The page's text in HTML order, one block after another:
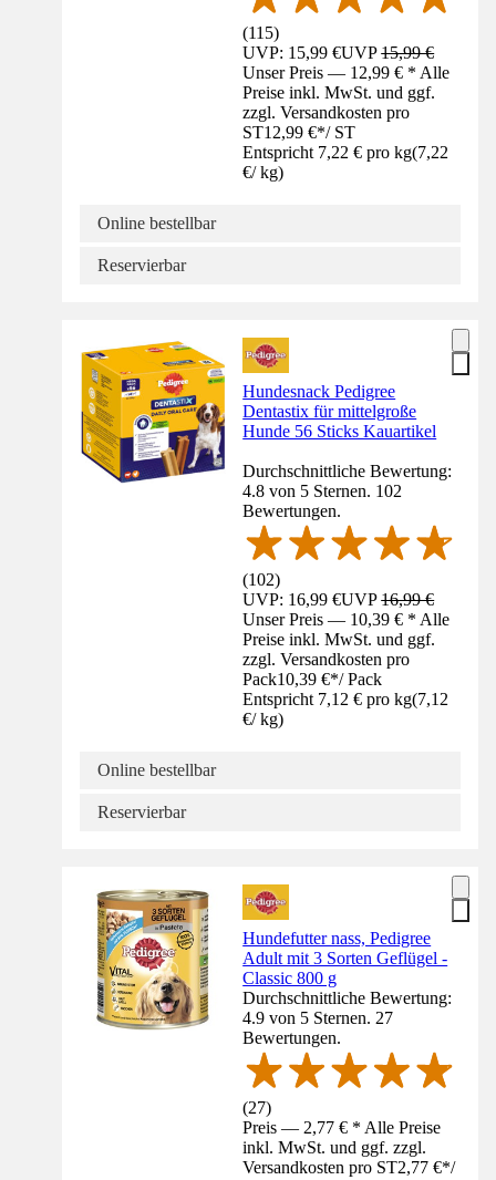
(115)
UVP: 15,99 €UVP15,99 €
Unser Preis — 12,99 € * Alle
Preise inkl. MwSt. und ggf.
zzgl. Versandkosten pro
ST12,99 €*/ ST
Entspricht 7,22 € pro kg(7,22
€/ kg)
Online bestellbar
Reservierbar
Hundesnack Pedigree
Dentastix für mittelgroße
Hunde 56 Sticks Kauartikel
Durchschnittliche Bewertung:
4.8 von 5 Sternen. 102
Bewertungen.
(102)
UVP: 16,99 €UVP16,99 €
Unser Preis — 10,39 € * Alle
Preise inkl. MwSt. und ggf.
zzgl. Versandkosten pro
Pack10,39 €*/ Pack
Entspricht 7,12 € pro kg(7,12
€/ kg)
Online bestellbar
Reservierbar
Hundefutter nass, Pedigree
Adult mit 3 Sorten Geflügel -
Classic 800 g
Durchschnittliche Bewertung:
4.9 von 5 Sternen. 27
Bewertungen.
(27)
Preis — 2,77 € * Alle Preise
inkl. MwSt. und ggf. zzgl.
Versandkosten pro ST2,77 €*/